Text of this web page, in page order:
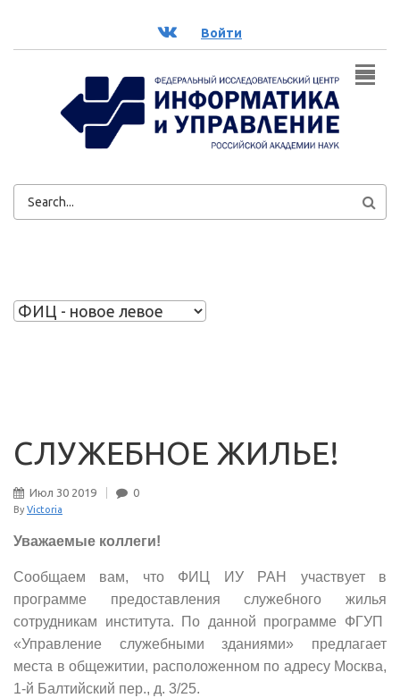
ВК Войти
ФОРМА
СЛУЖЕБНОЕ ЖИЛЬЕ!
Июл 30 2019 0
By Victoria
Уважаемые коллеги!
Сообщаем вам, что ФИЦ ИУ РАН участвует в
программе предоставления служебного жилья
сотрудникам института. По данной программе ФГУП
«Управление служебными зданиями» предлагает
места в общежитии, расположенном по адресу Москва,
1-й Балтийский пер., д. 3/25.